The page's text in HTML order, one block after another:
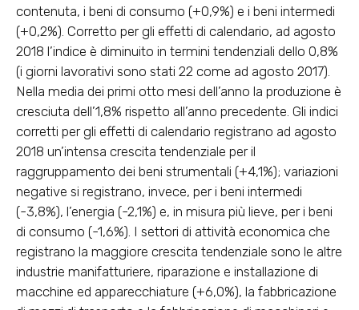
contenuta, i beni di consumo (+0,9%) e i beni intermedi
(+0,2%). Corretto per gli effetti di calendario, ad agosto
2018 l’indice è diminuito in termini tendenziali dello 0,8%
(i giorni lavorativi sono stati 22 come ad agosto 2017).
Nella media dei primi otto mesi dell’anno la produzione è
cresciuta dell’1,8% rispetto all’anno precedente. Gli indici
corretti per gli effetti di calendario registrano ad agosto
2018 un’intensa crescita tendenziale per il
raggruppamento dei beni strumentali (+4,1%); variazioni
negative si registrano, invece, per i beni intermedi
(-3,8%), l’energia (-2,1%) e, in misura più lieve, per i beni
di consumo (-1,6%). I settori di attività economica che
registrano la maggiore crescita tendenziale sono le altre
industrie manifatturiere, riparazione e installazione di
macchine ed apparecchiature (+6,0%), la fabbricazione